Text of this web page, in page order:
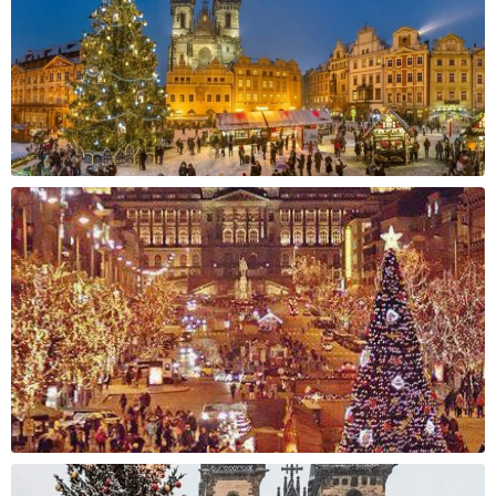
1600 ден 1800 ден
За уплата
30.000 - 33.000 ден
Cashback
2000 ден
За уплата
33.000 - 36.000 ден
Cashback
2200 ден
За уплата
36.000 - 39.000 ден
Cashback
2400 ден
За уплата
39.000 - 42.000 ден
Cashback
2600 ден
За уплата
42.000 - 45.000 ден
Cashback
2800 ден
За уплата
45.000 - 65.000 ден
Cashback
3300 ден
За уплата
За уплата